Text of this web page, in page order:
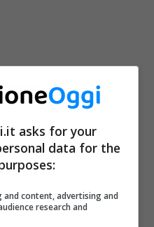
anti Covid in
cittadini in
organizzato, per i
asks for your
data for the
and content, advertising and
research and